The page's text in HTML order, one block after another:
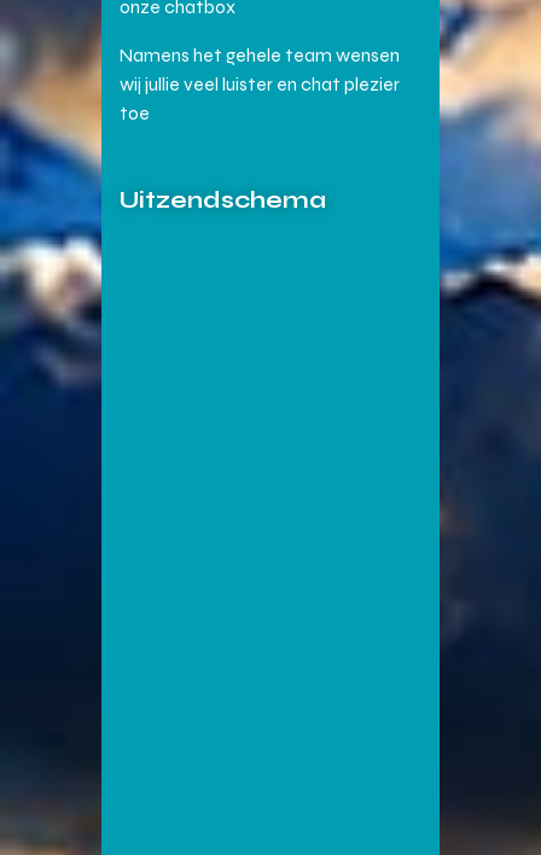
onze chatbox
Namens het gehele team wensen
wij jullie veel luister en chat plezier
toe
Uitzendschema